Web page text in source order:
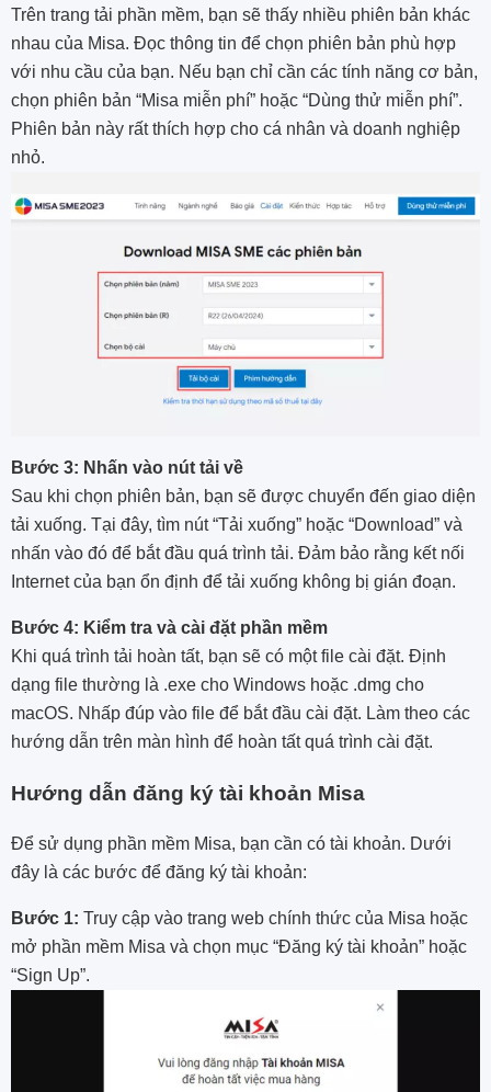
Trên trang tải phần mềm, bạn sẽ thấy nhiều phiên bản khác
nhau của Misa. Đọc thông tin để chọn phiên bản phù hợp
với nhu cầu của bạn. Nếu bạn chỉ cần các tính năng cơ bản,
chọn phiên bản “Misa miễn phí” hoặc “Dùng thử miễn phí”.
Phiên bản này rất thích hợp cho cá nhân và doanh nghiệp
nhỏ.
Bước 3: Nhấn vào nút tải về
Sau khi chọn phiên bản, bạn sẽ được chuyển đến giao diện
tải xuống. Tại đây, tìm nút “Tải xuống” hoặc “Download” và
nhấn vào đó để bắt đầu quá trình tải. Đảm bảo rằng kết nối
Internet của bạn ổn định để tải xuống không bị gián đoạn.
Bước 4: Kiểm tra và cài đặt phần mềm
Khi quá trình tải hoàn tất, bạn sẽ có một file cài đặt. Định
dạng file thường là .exe cho Windows hoặc .dmg cho
macOS. Nhấp đúp vào file để bắt đầu cài đặt. Làm theo các
hướng dẫn trên màn hình để hoàn tất quá trình cài đặt.
Hướng dẫn đăng ký tài khoản Misa
Để sử dụng phần mềm Misa, bạn cần có tài khoản. Dưới
đây là các bước để đăng ký tài khoản:
Bước 1: Truy cập vào trang web chính thức của Misa hoặc
mở phần mềm Misa và chọn mục “Đăng ký tài khoản” hoặc
“Sign Up”.